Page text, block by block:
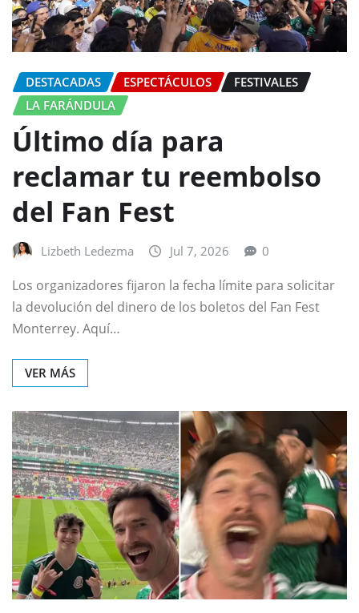
DESTACADAS ESPECTÁCULOS
FESTIVALES
LA FARÁNDULA
Último día para
reclamar tu reembolso
del Fan Fest
Lizbeth Ledezma Jul 7, 2026 0
Los organizadores fijaron la fecha límite para solicitar
la devolución del dinero de los boletos del Fan Fest
Monterrey. Aquí…
VER MÁS